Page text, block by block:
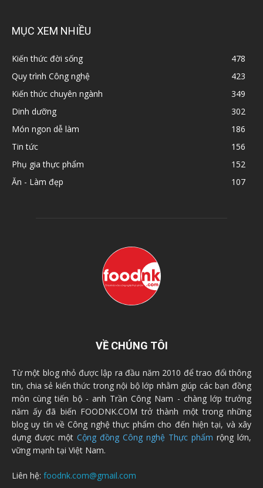
MỤC XEM NHIỀU
Kiến thức đời sống
478
Quy trình Công nghệ
423
Kiến thức chuyên ngành
349
Dinh dưỡng
302
Món ngon dễ làm
186
Tin tức
156
Phụ gia thực phẩm
152
Ăn - Làm đẹp
107
VỀ CHÚNG TÔI
Từ một blog nhỏ được lập ra đầu năm 2010 để trao đổi thông
tin, chia sẻ kiến thức trong nội bộ lớp nhằm giúp các bạn đồng
môn cùng tiến bộ - anh Trần Công Nam - chàng lớp trưởng
năm ấy đã biến FOODNK.COM trở thành một trong những
blog uy tín về Công nghệ thực phẩm cho đến hiện tại, và xây
dựng được một Cộng đồng Công nghệ Thực phẩm rộng lớn,
vững mạnh tại Việt Nam.
Liên hệ: foodnk.com@gmail.com